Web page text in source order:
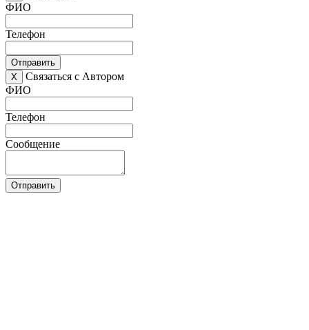
ФИО
Телефон
Отправить
X
Связаться с Автором
ФИО
Телефон
Сообщение
Отправить